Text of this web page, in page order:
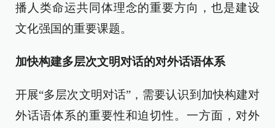
播人类命运共同体理念的重要方向，也是建设
文化强国的重要课题。
加快构建多层次文明对话的对外话语体系
开展“多层次文明对话”，需要认识到加快构建对
外话语体系的重要性和迫切性。一方面，对外